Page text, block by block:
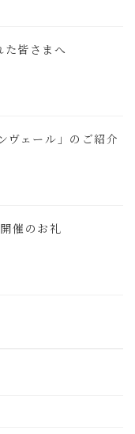
た皆さまへ
ヴェール」のご紹介
催のお礼